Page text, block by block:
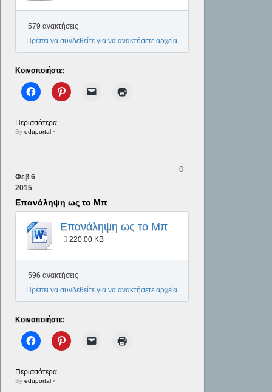
579 ανακτήσεις
Πρέπει να συνδεθείτε για να ανακτήσετε αρχεία.
Κοινοποιήστε:
Περισσότερα
Byeduportal •
Φεβ 6
2015
Επανάληψη ως το Μπ
Επανάληψη ως το Μπ
220.00 KB
596 ανακτήσεις
Πρέπει να συνδεθείτε για να ανακτήσετε αρχεία.
Κοινοποιήστε:
Περισσότερα
Byeduportal •
0